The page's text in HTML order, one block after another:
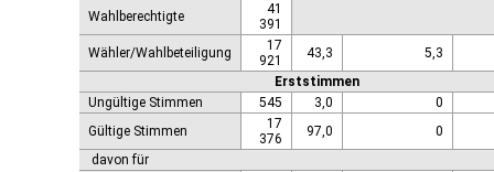
Wahlberechtigte
41
391
Wähler/Wahlbeteiligung
17
921
43,3
5,3
Erststimmen
Ungültige Stimmen
545 3,0
0
Gültige Stimmen
17
376
97,0
0
davon für